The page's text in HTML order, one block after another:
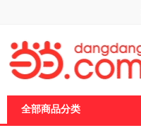
全部商品分类
页